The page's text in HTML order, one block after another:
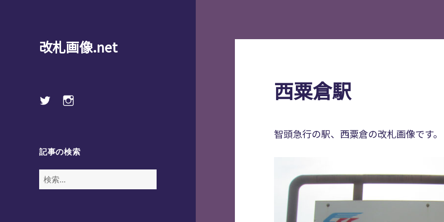
改札画像.net
Twitterinstagram
記事の検索
検
索:
西粟倉駅
智頭急行の駅、西粟倉の改札画像です